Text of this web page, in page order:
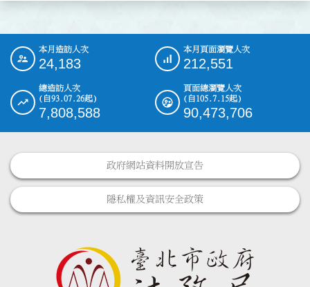
::: 本月造訪人次
24,183
本月頁面瀏覽人次
212,551
總造訪人次
(自93.07.26起)
7,808,588
頁面總瀏覽人次
(自105.7.15起)
90,473,706
政府網站資料開放宣告
隱私權及資訊安全政策